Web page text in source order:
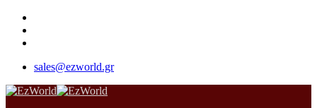
sales@ezworld.gr